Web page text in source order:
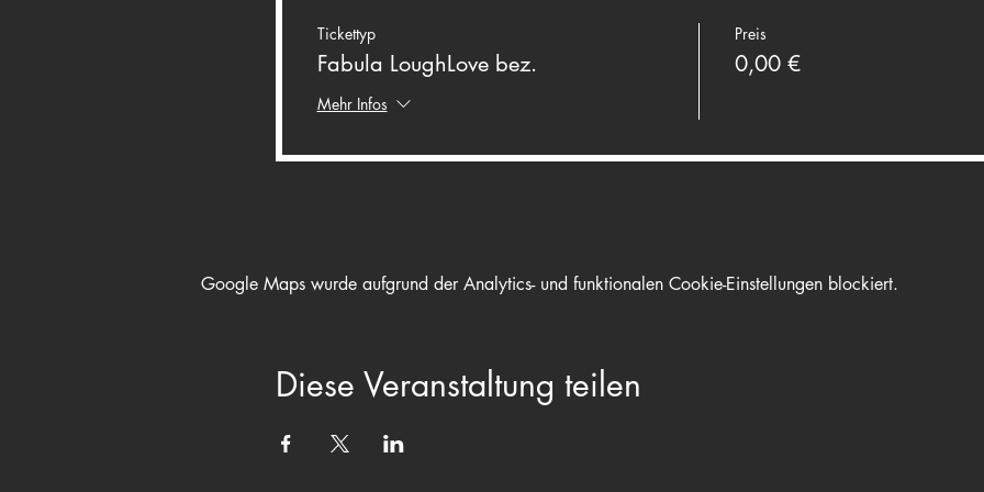
Tickettyp
Fabula LoughLove bez.
Mehr Infos
Preis
0,00 €
Google Maps wurde aufgrund der Analytics- und funktionalen Cookie-Einstellungen blockiert.
Diese Veranstaltung teilen